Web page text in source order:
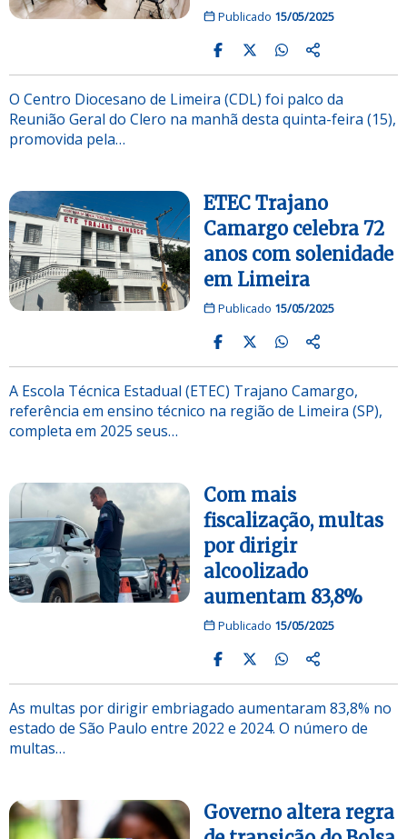
Publicado 15/05/2025
O Centro Diocesano de Limeira (CDL) foi palco da
Reunião Geral do Clero na manhã desta quinta-feira (15),
promovida pela…
ETEC Trajano
Camargo celebra 72
anos com solenidade
em Limeira
Publicado 15/05/2025
A Escola Técnica Estadual (ETEC) Trajano Camargo,
referência em ensino técnico na região de Limeira (SP),
completa em 2025 seus…
Com mais
fiscalização, multas
por dirigir
alcoolizado
aumentam 83,8%
Publicado 15/05/2025
As multas por dirigir embriagado aumentaram 83,8% no
estado de São Paulo entre 2022 e 2024. O número de
multas…
Governo altera regra